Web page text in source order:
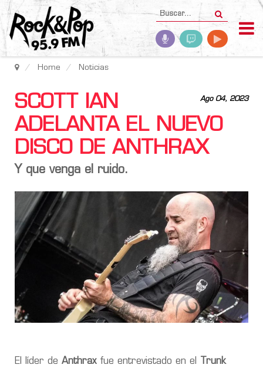
Home Noticias
Ago 04, 2023
SCOTT IAN
ADELANTA EL NUEVO
DISCO DE ANTHRAX
Y que venga el ruido.
El líder de Anthraxfue entrevistado en el
Trunk